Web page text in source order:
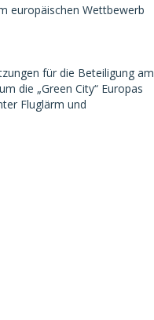
europäischen Wettbewerb
für die Beteiligung am
die „Green City“ Europas
Fluglärm und